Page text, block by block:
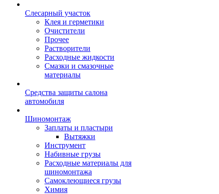
Слесарный участок
Клея и герметики
Очистители
Прочее
Растворители
Расходные жидкости
Смазки и смазочные
материалы
Средства защиты салона
автомобиля
Шиномонтаж
Заплаты и пластыри
Вытяжки
Инструмент
Набивные грузы
Расходные материалы для
шиномонтажа
Самоклеющиеся грузы
Химия